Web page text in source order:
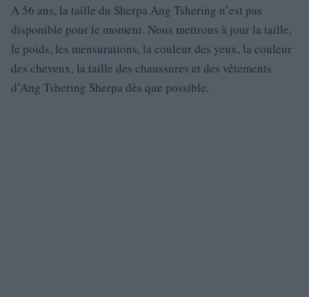
A 56 ans, la taille du Sherpa Ang Tshering n’est pas
disponible pour le moment. Nous mettrons à jour la taille,
le poids, les mensurations, la couleur des yeux, la couleur
des cheveux, la taille des chaussures et des vêtements
d’Ang Tshering Sherpa dès que possible.